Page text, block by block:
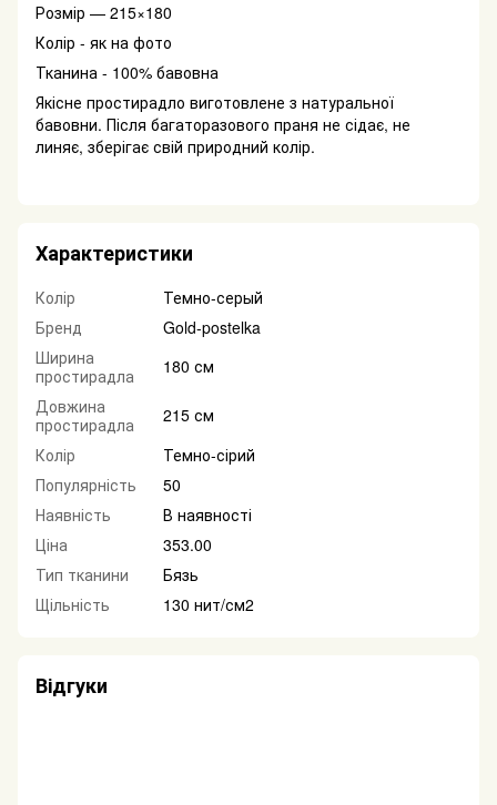
Розмір — 215×180
Колір - як на фото
Тканина - 100% бавовна
Якісне простирадло виготовлене з натуральної
бавовни. Після багаторазового праня не сідає, не
линяє, зберігає свій природний колір.
Характеристики
Колір
Темно-серый
Бренд
Gold-postelka
Ширина
простирадла
180 см
Довжина
простирадла
215 см
Колір
Темно-сірий
Популярність
50
Наявність
В наявності
Ціна
353.00
Тип тканини
Бязь
Щільність
130 нит/см2
Відгуки